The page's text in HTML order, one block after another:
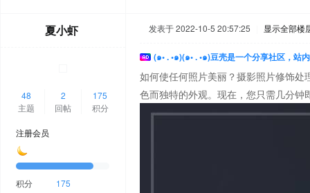
夏小虾
48
主题
2
回帖
175
积分
注册会员
积分 175
发表于 2022-10-5 20:57:25 显示全部楼
(๑• . •๑)(๑• . •๑)豆壳是一个分享社区，站
如何使任何照片美丽？摄影照片修饰
色而独特的外观。现在，您只需几分